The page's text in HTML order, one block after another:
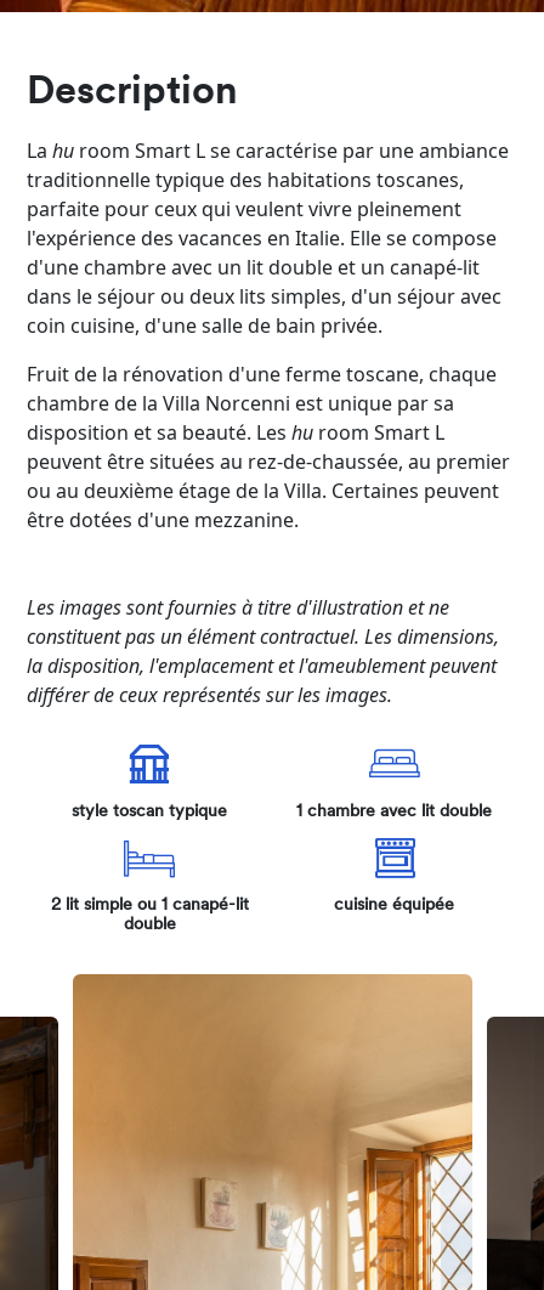
Description
Lahu room Smart L se caractérise par une ambiance
traditionnelle typique des habitations toscanes,
parfaite pour ceux qui veulent vivre pleinement
l'expérience des vacances en Italie. Elle se compose
d'une chambre avec un lit double et un canapé-lit
dans le séjour ou deux lits simples, d'un séjour avec
coin cuisine, d'une salle de bain privée.
Fruit de la rénovation d'une ferme toscane, chaque
chambre de la Villa Norcenni est unique par sa
disposition et sa beauté. Leshu room Smart L
peuvent être situées au rez-de-chaussée, au premier
ou au deuxième étage de la Villa. Certaines peuvent
être dotées d'une mezzanine.
Les images sont fournies à titre d'illustration et ne
constituent pas un élément contractuel. Les dimensions,
la disposition, l'emplacement et l'ameublement peuvent
différer de ceux représentés sur les images.
style toscan typique 1 chambre avec lit double
2 lit simple ou 1 canapé-lit
double
cuisine équipée